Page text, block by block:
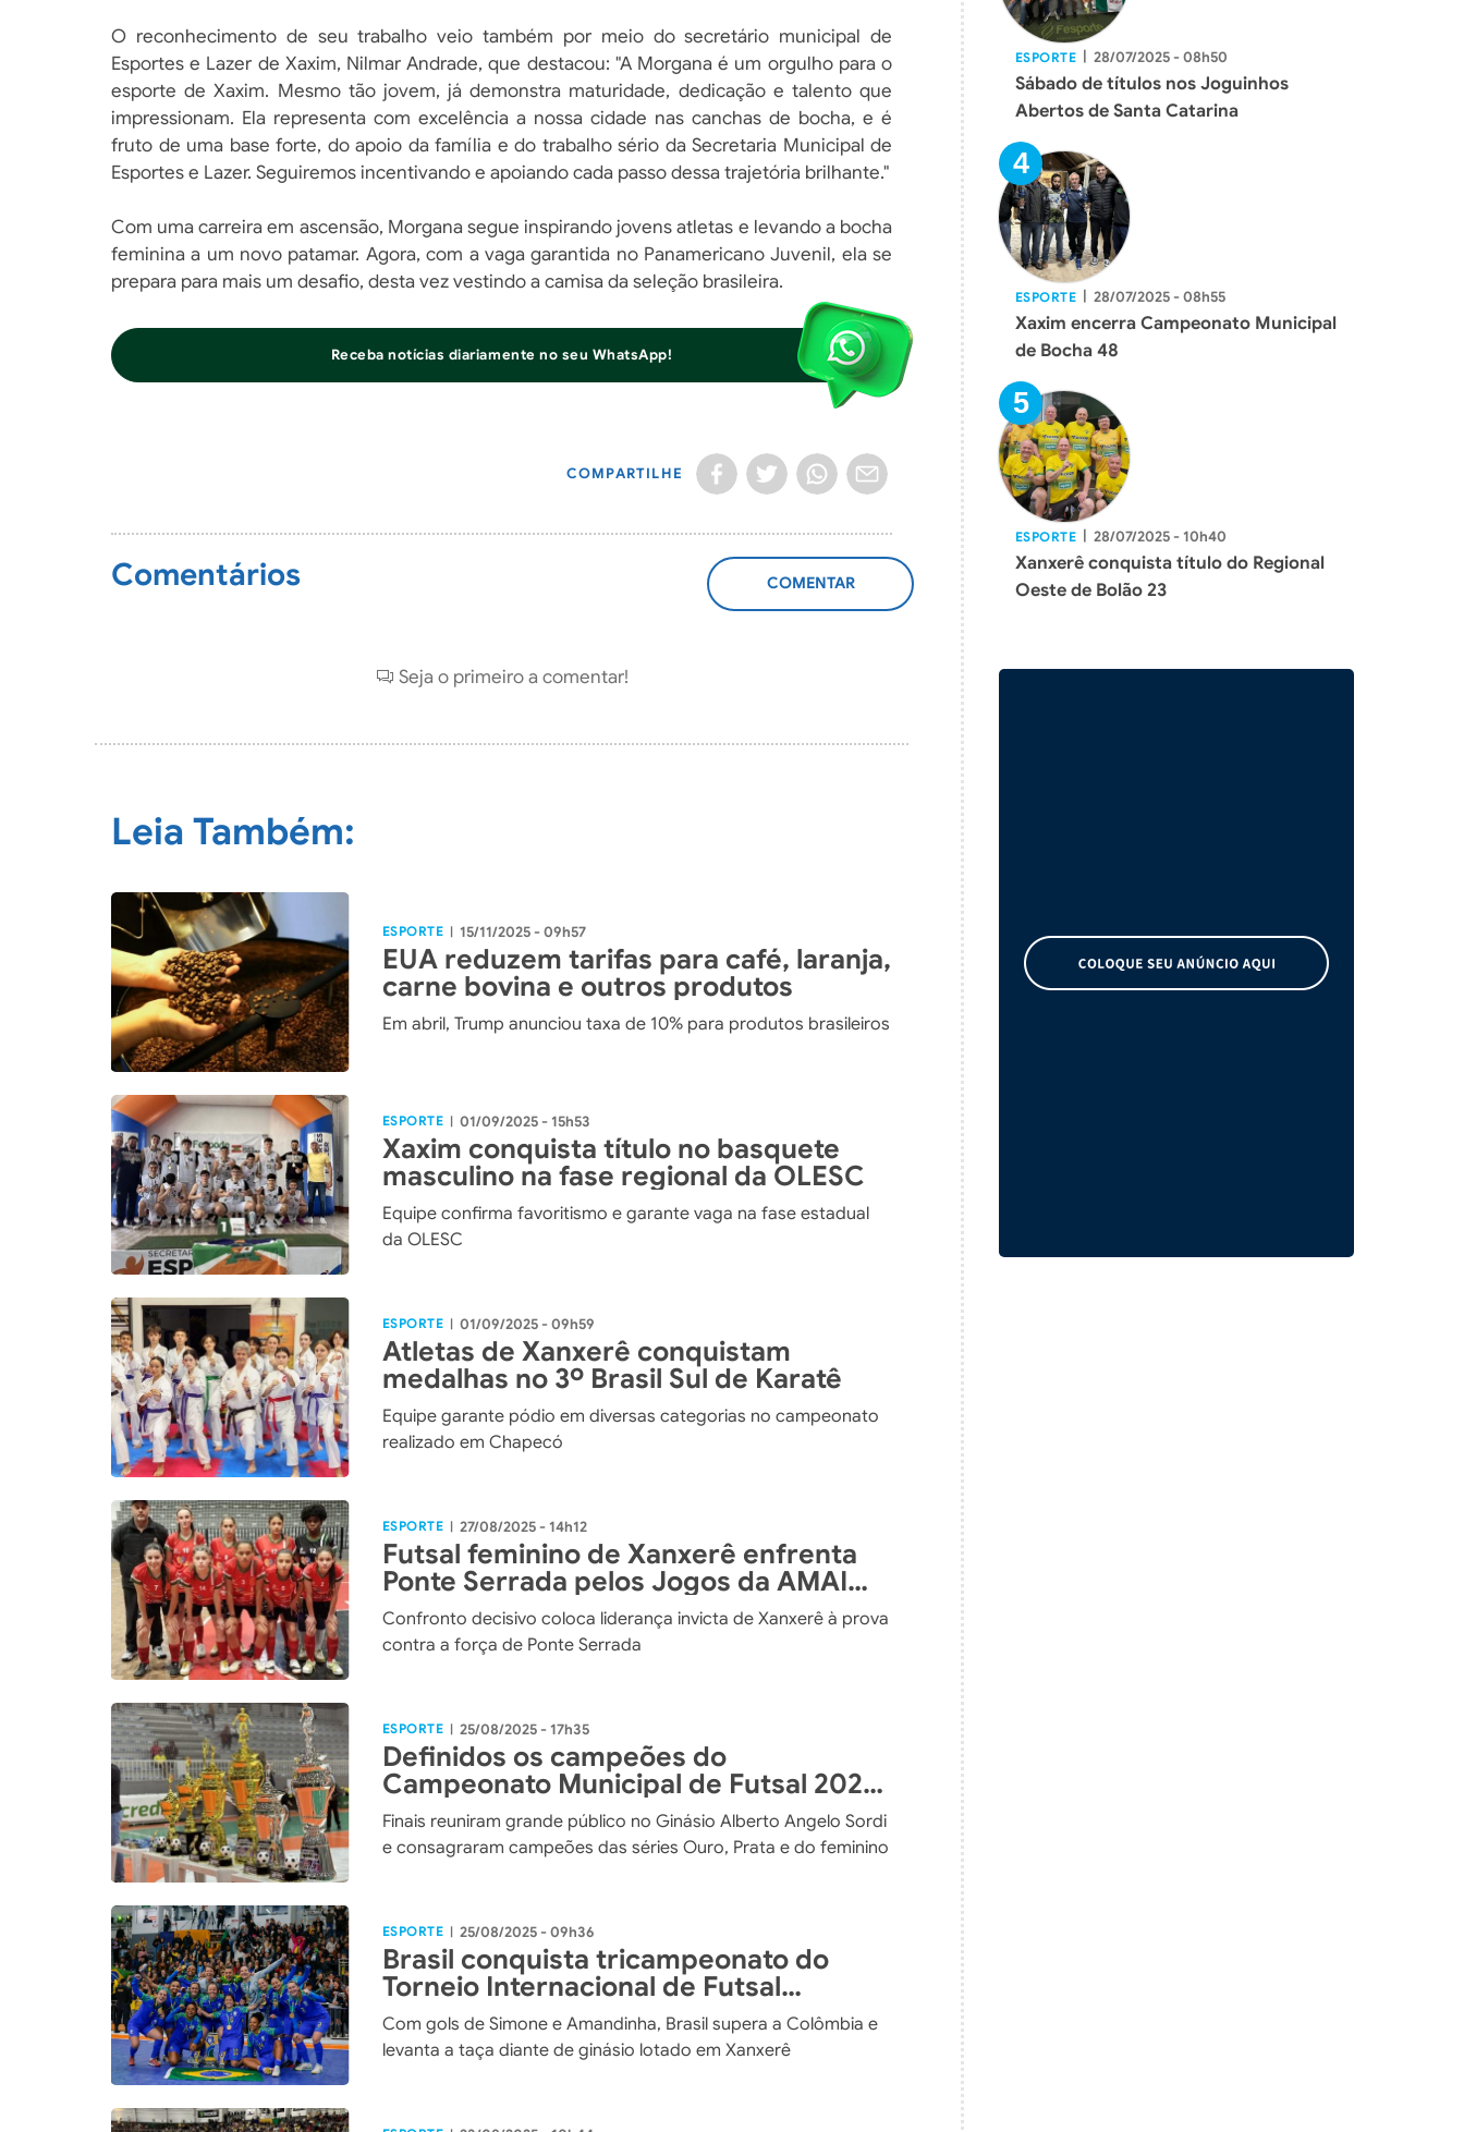
O reconhecimento de seu trabalho veio também por meio do secretário municipal de
Esportes e Lazer de Xaxim, Nilmar Andrade, que destacou: "A Morgana é um orgulho para o
esporte de Xaxim. Mesmo tão jovem, já demonstra maturidade, dedicação e talento que
impressionam. Ela representa com excelência a nossa cidade nas canchas de bocha, e é
fruto de uma base forte, do apoio da família e do trabalho sério da Secretaria Municipal de
Esportes e Lazer. Seguiremos incentivando e apoiando cada passo dessa trajetória brilhante."
Com uma carreira em ascensão, Morgana segue inspirando jovens atletas e levando a bocha
feminina a um novo patamar. Agora, com a vaga garantida no Panamericano Juvenil, ela se
prepara para mais um desafio, desta vez vestindo a camisa da seleção brasileira.
Receba notícias diariamente no seu WhatsApp!
COMPARTILHE
Comentários
ADICIONAR
COMENTÁRIO
Seja o primeiro a comentar!
Leia Também:
ESPORTE | 15/11/2025 - 09h57
EUA reduzem tarifas para café, laranja,
carne bovina e outros produtos
Em abril, Trump anunciou taxa de 10% para produtos brasileiros
ESPORTE | 01/09/2025 - 15h53
Xaxim conquista título no basquete
masculino na fase regional da OLESC
Equipe confirma favoritismo e garante vaga na fase estadual
da OLESC
ESPORTE | 01/09/2025 - 09h59
Atletas de Xanxerê conquistam
medalhas no 3º Brasil Sul de Karatê
Equipe garante pódio em diversas categorias no campeonato
realizado em Chapecó
ESPORTE | 27/08/2025 - 14h12
Futsal feminino de Xanxerê enfrenta
Ponte Serrada pelos Jogos da AMAI
2025
Confronto decisivo coloca liderança invicta de Xanxerê à prova
contra a força de Ponte Serrada
ESPORTE | 25/08/2025 - 17h35
Definidos os campeões do
Campeonato Municipal de Futsal 2025
em Xaxim
Finais reuniram grande público no Ginásio Alberto Angelo Sordi
e consagraram campeões das séries Ouro, Prata e do feminino
ESPORTE | 25/08/2025 - 09h36
Brasil conquista tricampeonato do
Torneio Internacional de Futsal
Feminino em Xanxerê
Com gols de Simone e Amandinha, Brasil supera a Colômbia e
levanta a taça diante de ginásio lotado em Xanxerê
ESPORTE | 28/07/2025 - 08h50
Sábado de títulos nos Joguinhos
Abertos de Santa Catarina
ESPORTE | 28/07/2025 - 08h55
Xaxim encerra Campeonato Municipal
de Bocha 48
ESPORTE | 28/07/2025 - 10h40
Xanxerê conquista título do Regional
Oeste de Bolão 23